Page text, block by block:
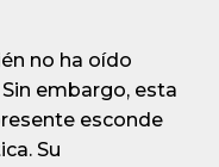
no ha oído
embargo, esta
esconde
Su